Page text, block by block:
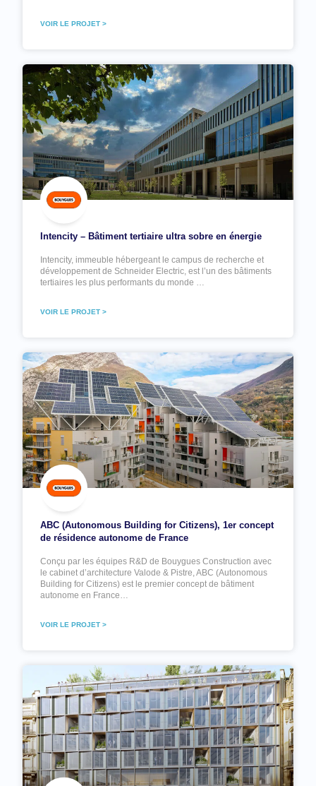
VOIR LE PROJET >
Intencity – Bâtiment tertiaire ultra sobre en énergie
Intencity, immeuble hébergeant le campus de recherche et
développement de Schneider Electric, est l’un des bâtiments
tertiaires les plus performants du monde …
VOIR LE PROJET >
ABC (Autonomous Building for Citizens), 1er concept
de résidence autonome de France
Conçu par les équipes R&D de Bouygues Construction avec
le cabinet d’architecture Valode & Pistre, ABC (Autonomous
Building for Citizens) est le premier concept de bâtiment
autonome en France…
VOIR LE PROJET >